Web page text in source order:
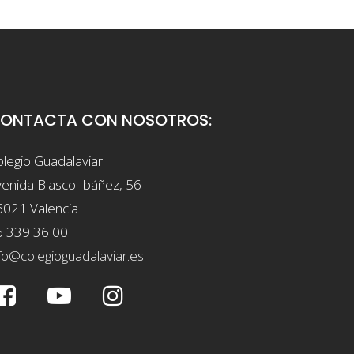
CON NOSOTROS:
Guadalaviar
Blasco Ibáñez, 56
Valencia
339 36 00